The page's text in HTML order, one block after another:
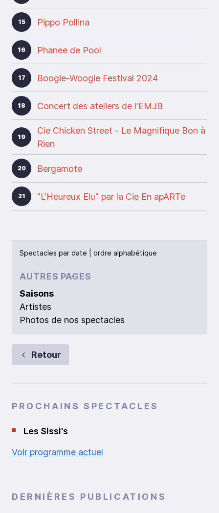
15 Pippo Pollina
16 Phanee de Pool
17 Boogie-Woogie Festival 2024
18 Concert des ateliers de l'EMJB
19
Cie Chicken Street - Le Magnifique Bon à
Rien
20 Bergamote
21 "L'Heureux Elu" par la Cie En apARTe
Spectacles par date ordre alphabétique
AUTRES PAGES
Saisons
Artistes
Photos de nos spectacles
Retour
PROCHAINS SPECTACLES
Les Sissi's
Voir programme actuel
DERNIÈRES PUBLICATIONS